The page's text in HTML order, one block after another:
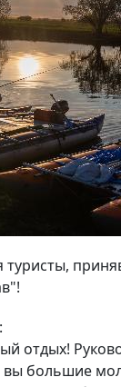
туристы,
отдых!
вы большие